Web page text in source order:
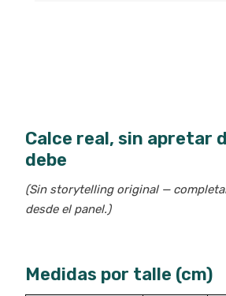
Calce real, sin apretar
debe
(Sin storytelling original —
desde el panel.)
Medidas por talle (cm)